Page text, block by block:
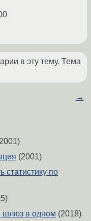
в эту тему. Тема
→
(2001)
статистику по
шлюз в одном (2018)